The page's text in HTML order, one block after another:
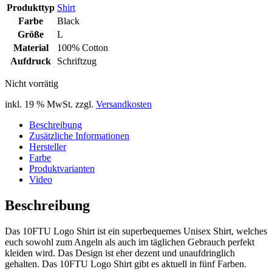
Produkttyp Shirt
Farbe
Black
Größe
L
Material
100% Cotton
Aufdruck
Schriftzug
Nicht vorrätig
inkl. 19 % MwSt. zzgl. Versandkosten
Beschreibung
Zusätzliche Informationen
Hersteller
Farbe
Produktvarianten
Video
Beschreibung
Das 10FTU Logo Shirt ist ein superbequemes Unisex Shirt, welches
euch sowohl zum Angeln als auch im täglichen Gebrauch perfekt
kleiden wird. Das Design ist eher dezent und unaufdringlich
gehalten. Das 10FTU Logo Shirt gibt es aktuell in fünf Farben.